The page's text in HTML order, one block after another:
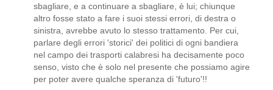
sbagliare, e a continuare a sbagliare, è lui; chiunque
altro fosse stato a fare i suoi stessi errori, di destra o
sinistra, avrebbe avuto lo stesso trattamento. Per cui,
parlare degli errori 'storici' dei politici di ogni bandiera
nel campo dei trasporti calabresi ha decisamente poco
senso, visto che è solo nel presente che possiamo agire
per poter avere qualche speranza di 'futuro'!!